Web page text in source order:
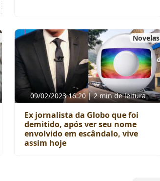
Novelas
09/02/2023 16:20 | 2 min de leitura
Ex jornalista da Globo que foi
demitido, após ver seu nome
envolvido em escândalo, vive
assim hoje